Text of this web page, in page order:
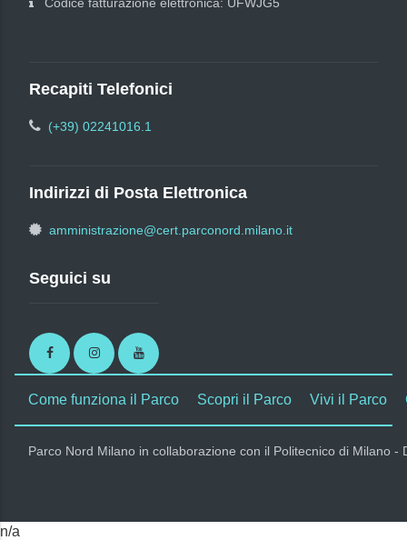
Recapiti Telefonici
(+39) 02241016.1
Indirizzi di Posta Elettronica
amministrazione@cert.parconord.milano.it
Seguici su
FacebookInstagramYoutube
Come funziona il Parco Scopri il Parco Vivi il Parco
Parco Nord Milano in collaborazione con il Politecnico di Milano
n/a